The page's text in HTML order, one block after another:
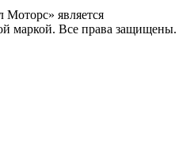
является
маркой. Все права защищены.